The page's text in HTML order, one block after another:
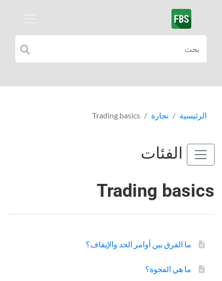
الرئيسية تجارة Trading basics
الفئات
Trading basics
ما الفرق بين أوامر الحد والإيقاف؟
ما هي الفجوة؟